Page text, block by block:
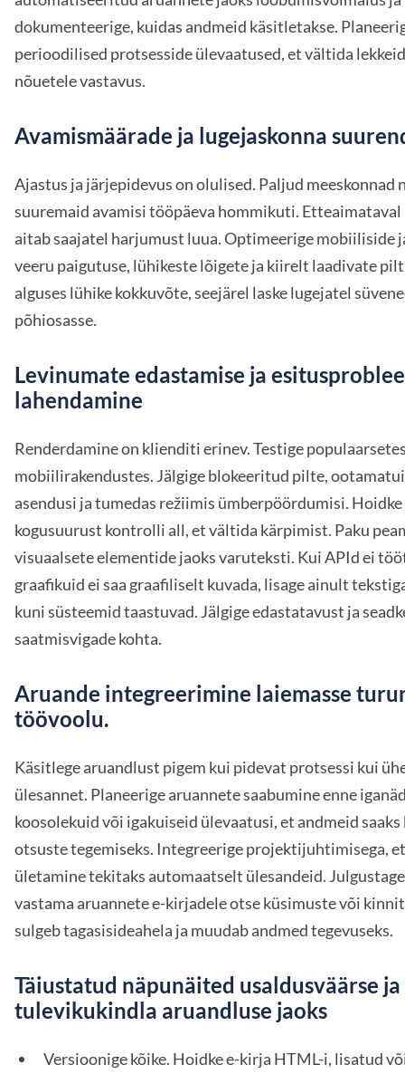
dokumenteerige, kuidas andmeid käsitletakse.
perioodilised protsesside ülevaatused, et vältida
nõuetele vastavus.
Avamismäärade ja lugejaskonna
Ajastus ja järjepidevus on olulised. Paljud meeskonnad
suuremaid avamisi tööpäeva hommikuti. Etteaimataval
aitab saajatel harjumust luua. Optimeerige mobiiliside
veeru paigutuse, lühikeste lõigete ja kiirelt laadivate
alguses lühike kokkuvõte, seejärel laske lugejatel
põhiosasse.
Levinumate edastamise ja
lahendamine
Renderdamine on klienditi erinev. Testige
mobiilirakendustes. Jälgige blokeeritud pilte,
asendusi ja tumedas režiimis ümberpöördumisi.
kogusuurust kontrolli all, et vältida kärpimist. Paku
visuaalsete elementide jaoks varuteksti. Kui APId ei
graafikuid ei saa graafiliselt kuvada, lisage ainult
kuni süsteemid taastuvad. Jälgige edastatavust ja
saatmisvigade kohta.
Aruande integreerimine laiemasse
töövoolu.
Käsitlege aruandlust pigem kui pidevat protsessi kui
ülesannet. Planeerige aruannete saabumine enne
koosolekuid või igakuiseid ülevaatusi, et andmeid saaks
otsuste tegemiseks. Integreerige projektijuhtimisega,
ületamine tekitaks automaatselt ülesandeid.
vastama aruannete e-kirjadele otse küsimuste või
sulgeb tagasisideahela ja muudab andmed tegevuseks.
Täiustatud näpunäited usaldusväärse ja
tulevikukindla aruandluse jaoks
Versioonige kõike. Hoidke e-kirja HTML-i, lisatud